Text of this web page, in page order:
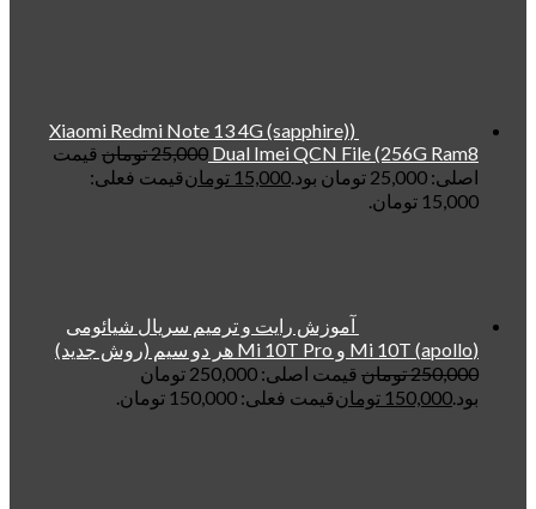
(Xiaomi Redmi Note 13 4G (sapphire)
Dual Imei QCN File (256G Ram8
25,000تومانقیمت
اصلی: 25,000 تومان بود.
15,000 تومانقیمت فعلی:
15,000 تومان.
آموزش رایت و ترمیم سریال شیائومی
250,000تومان
قیمت اصلی: 250,000 تومان
بود.150,000 تومانقیمت فعلی: 150,000 تومان.